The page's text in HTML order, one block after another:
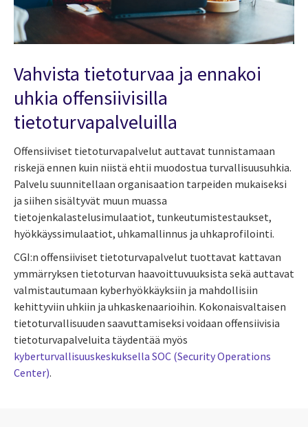
Vahvista tietoturvaa ja ennakoi
uhkia offensiivisilla
tietoturvapalveluilla
Offensiiviset tietoturvapalvelut auttavat tunnistamaan
riskejä ennen kuin niistä ehtii muodostua turvallisuusuhkia.
Palvelu suunnitellaan organisaation tarpeiden mukaiseksi
ja siihen sisältyvät muun muassa
tietojenkalastelusimulaatiot, tunkeutumistestaukset,
hyökkäyssimulaatiot, uhkamallinnus ja uhkaprofilointi.
CGI:n offensiiviset tietoturvapalvelut tuottavat kattavan
ymmärryksen tietoturvan haavoittuvuuksista sekä auttavat
valmistautumaan kyberhyökkäyksiin ja mahdollisiin
kehittyviin uhkiin ja uhkaskenaarioihin. Kokonaisvaltaisen
tietoturvallisuuden saavuttamiseksi voidaan offensiivisia
tietoturvapalveluita täydentää myös
kyberturvallisuuskeskuksella SOC (Security Operations
Center).